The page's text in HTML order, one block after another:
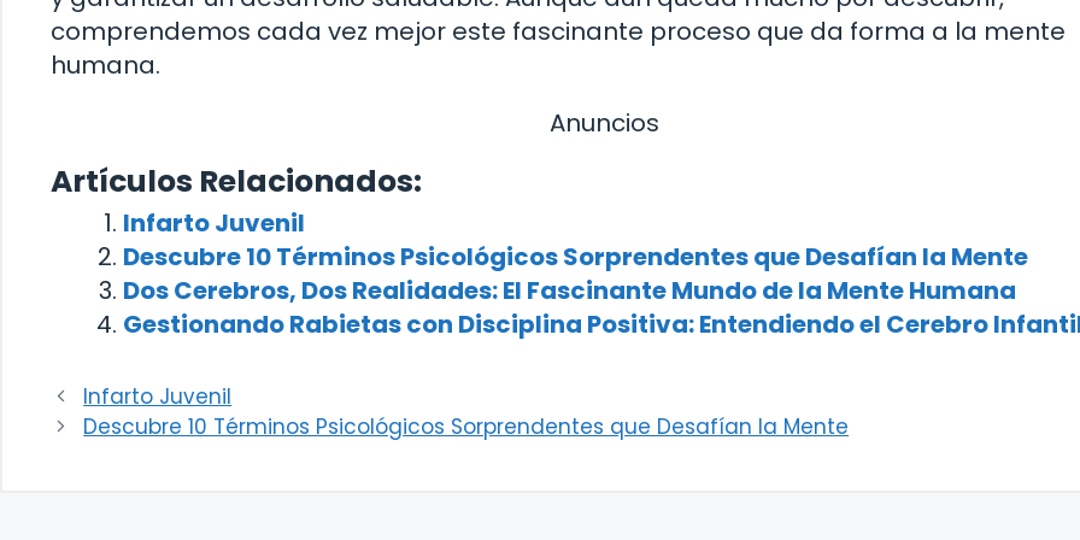
comprendemos cada vez mejor este fascinante proceso que da forma a la mente
humana.
Anuncios
Artículos Relacionados:
Infarto Juvenil
Descubre 10 Términos Psicológicos Sorprendentes que Desafían la Mente
Dos Cerebros, Dos Realidades: El Fascinante Mundo de la Mente Humana
Gestionando Rabietas con Disciplina Positiva: Entendiendo el Cerebro
Infarto Juvenil
Descubre 10 Términos Psicológicos Sorprendentes que Desafían la Mente